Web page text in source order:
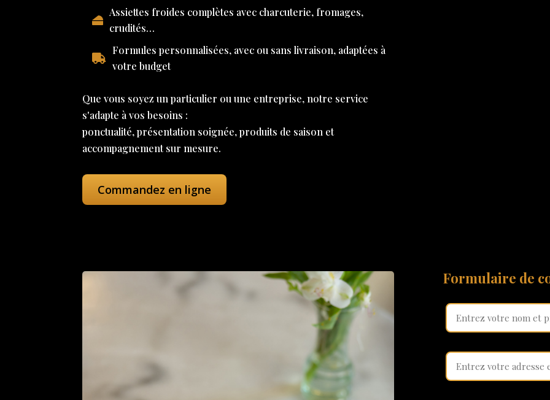
Assiettes froides complètes avec charcuterie, fromages,
crudités…
Formules personnalisées, avec ou sans livraison, adaptées à
votre budget
Que vous soyez un particulier ou une entreprise, notre service
s'adapte à vos besoins :
ponctualité, présentation soignée, produits de saison et
accompagnement sur mesure.
Commandez en ligne
Formulaire de